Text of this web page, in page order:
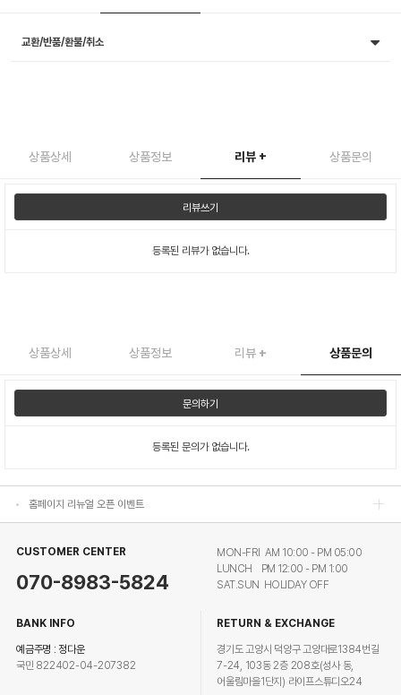
교환/반품/환불/취소
상품상세 상품정보 리뷰 + 상품문의
리뷰쓰기
등록된 리뷰가 없습니다.
상품상세 상품정보 리뷰 + 상품문의
문의하기
등록된 문의가 없습니다.
홈페이지 리뉴얼 오픈 이벤트
CUSTOMER CENTER
070-8983-5824
MON-FRI AM 10:00 - PM 05:00
LUNCH PM 12:00 - PM 1:00
SAT.SUN HOLIDAY OFF
BANK INFO
예금주명 : 정다운
국민 822402-04-207382
RETURN & EXCHANGE
경기도 고양시 덕양구 고양대로1384번길
7-24, 103동 2층 208호(성사 동,
어울림마을1단지) 라이프스튜디오24